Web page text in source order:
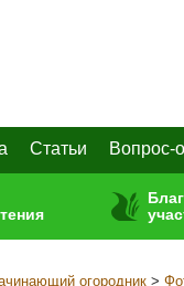
Статьи Вопрос-
огородник >